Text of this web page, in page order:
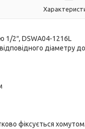
1/2″, DSWA04-1216L
діаметру
фіксується хомутом.